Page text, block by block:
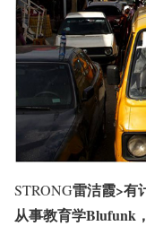
STRONG雷洁霞>有
从事教育学Blufunk